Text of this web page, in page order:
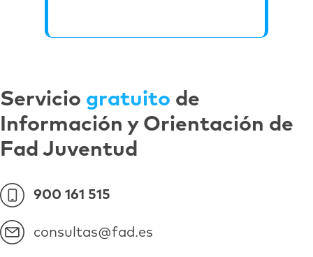
Servicio gratuito de
Información y Orientación de
Fad Juventud
900 161 515
consultas@fad.es